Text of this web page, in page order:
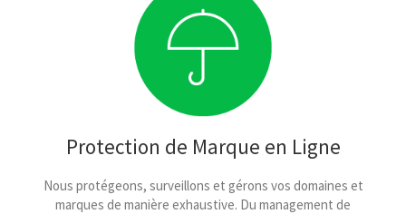
Protection de Marque en Ligne
Nous protégeons, surveillons et gérons vos domaines et
marques de manière exhaustive. Du management de